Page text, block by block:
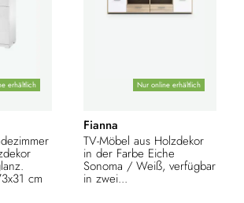
erhältlich
cm
Nur online erhältlich
Fianna
TV-Möbel aus Holzdekor
in der Farbe Eiche
Sonoma / Weiß, verfügbar
in zwei...